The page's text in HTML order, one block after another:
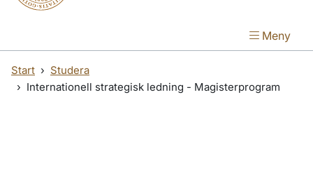
Meny
Start
Studera
Internationell strategisk ledning - Magisterprogram